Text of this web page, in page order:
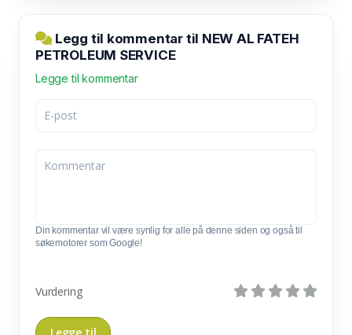
Legg til kommentar til NEW AL FATEH
PETROLEUM SERVICE
Legge til kommentar
Din kommentar vil være synlig for alle på denne siden og også til
søkemotorer som Google!
Vurdering